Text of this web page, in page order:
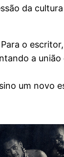
da cultura
o
a união
um novo